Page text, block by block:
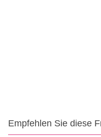
Empfehlen Sie diese